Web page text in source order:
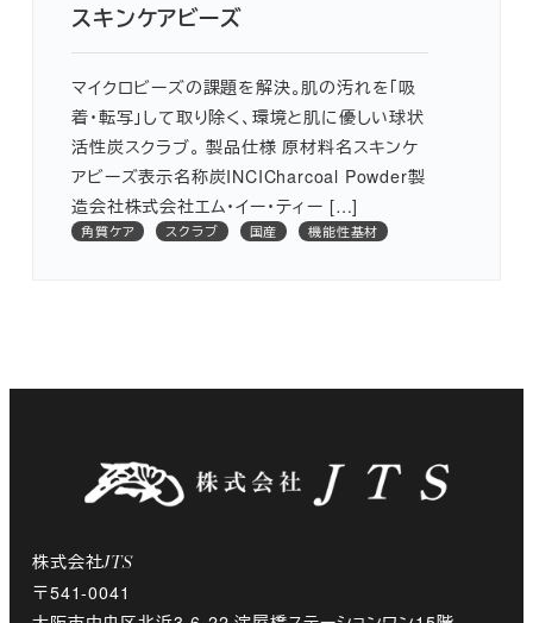
スキンケアビーズ
マイクロビーズの課題を解決。肌の汚れを「吸
着・転写」して取り除く、環境と肌に優しい球状
活性炭スクラブ。 製品仕様 原材料名スキンケ
アビーズ表示名称炭INCICharcoal Powder製
造会社株式会社エム・イー・ティー […]
角質ケア スクラブ 国産 機能性基材
株式会社JTS
〒541-0041